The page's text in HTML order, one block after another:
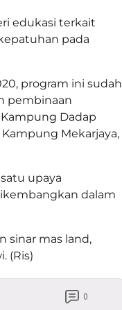
edukasi terkait
pada
program ini sudah
pembinaan
Dadap
Mekarjaya,
upaya
dalam
sinar mas land,
(Ris)
0